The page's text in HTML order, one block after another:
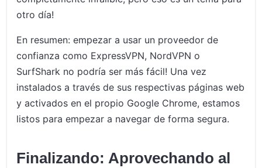
otro día!
En resumen: empezar a usar un proveedor de
confianza como ExpressVPN, NordVPN o
SurfShark no podría ser más fácil! Una vez
instalados a través de sus respectivas páginas web
y activados en el propio Google Chrome, estamos
listos para empezar a navegar de forma segura.
Finalizando: Aprovechando al